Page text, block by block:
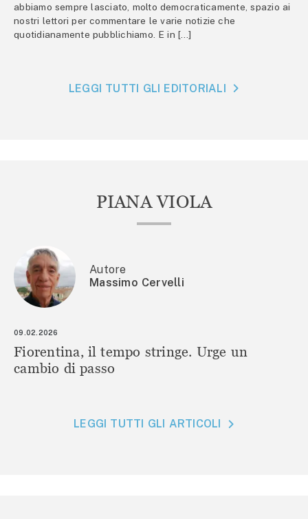
abbiamo sempre lasciato, molto democraticamente, spazio ai
nostri lettori per commentare le varie notizie che
quotidianamente pubblichiamo. E in […]
LEGGI TUTTI GLI EDITORIALI
PIANA VIOLA
Autore
Massimo Cervelli
09.02.2026
Fiorentina, il tempo stringe. Urge un
cambio di passo
LEGGI TUTTI GLI ARTICOLI